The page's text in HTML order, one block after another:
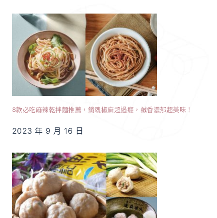
8款必吃麻辣乾拌麵推薦，銷魂椒麻超過癮，鹹香濃郁超美味！
2023 年 9 月 16 日